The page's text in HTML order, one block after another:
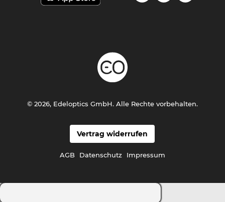
Vertrag widerrufen
AGB Datenschutz Impressum
© 2026, Edeloptics GmbH. Alle Rechte vorbehalten.